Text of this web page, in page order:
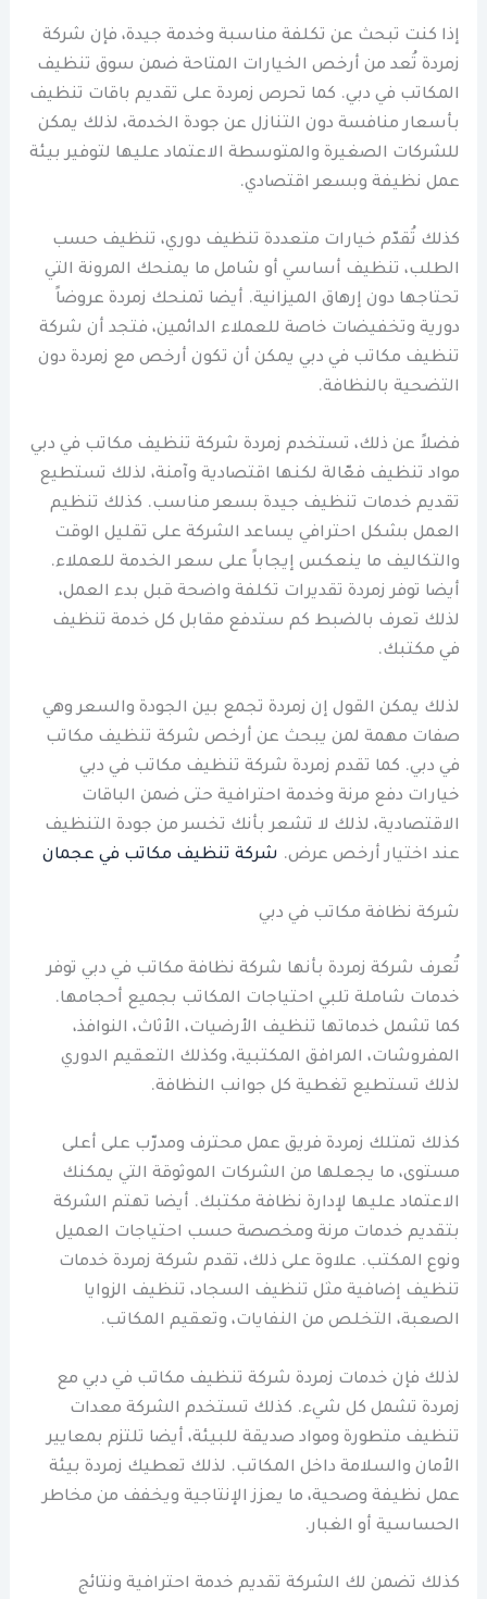
إذا كنت تبحث عن تكلفة مناسبة وخدمة جيدة، فإن شركة
زمردة تُعد من أرخص الخيارات المتاحة ضمن سوق تنظيف
المكاتب في دبي. كما تحرص زمردة على تقديم باقات تنظيف
بأسعار منافسة دون التنازل عن جودة الخدمة، لذلك يمكن
للشركات الصغيرة والمتوسطة الاعتماد عليها لتوفير بيئة
عمل نظيفة وبسعر اقتصادي.
كذلك تُقدّم خيارات متعددة تنظيف دوري، تنظيف حسب
الطلب، تنظيف أساسي أو شامل ما يمنحك المرونة التي
تحتاجها دون إرهاق الميزانية. أيضا تمنحك زمردة عروضاً
دورية وتخفيضات خاصة للعملاء الدائمين، فتجد أن شركة
تنظيف مكاتب في دبي يمكن أن تكون أرخص مع زمردة دون
التضحية بالنظافة.
فضلاً عن ذلك، تستخدم زمردة شركة تنظيف مكاتب في دبي
مواد تنظيف فعّالة لكنها اقتصادية وآمنة، لذلك تستطيع
تقديم خدمات تنظيف جيدة بسعر مناسب. كذلك تنظيم
العمل بشكل احترافي يساعد الشركة على تقليل الوقت
والتكاليف ما ينعكس إيجاباً على سعر الخدمة للعملاء.
أيضا توفر زمردة تقديرات تكلفة واضحة قبل بدء العمل،
لذلك تعرف بالضبط كم ستدفع مقابل كل خدمة تنظيف
في مكتبك.
لذلك يمكن القول إن زمردة تجمع بين الجودة والسعر وهي
صفات مهمة لمن يبحث عن أرخص شركة تنظيف مكاتب
في دبي. كما تقدم زمردة شركة تنظيف مكاتب في دبي
خيارات دفع مرنة وخدمة احترافية حتى ضمن الباقات
الاقتصادية، لذلك لا تشعر بأنك تخسر من جودة التنظيف
عند اختيار أرخص عرض. شركة تنظيف مكاتب في عجمان
شركة نظافة مكاتب في دبي
تُعرف شركة زمردة بأنها شركة نظافة مكاتب في دبي توفر
خدمات شاملة تلبي احتياجات المكاتب بجميع أحجامها.
كما تشمل خدماتها تنظيف الأرضيات، الأثاث، النوافذ،
المفروشات، المرافق المكتبية، وكذلك التعقيم الدوري
لذلك تستطيع تغطية كل جوانب النظافة.
كذلك تمتلك زمردة فريق عمل محترف ومدرّب على أعلى
مستوى، ما يجعلها من الشركات الموثوقة التي يمكنك
الاعتماد عليها لإدارة نظافة مكتبك. أيضا تهتم الشركة
بتقديم خدمات مرنة ومخصصة حسب احتياجات العميل
ونوع المكتب. علاوة على ذلك، تقدم شركة زمردة خدمات
تنظيف إضافية مثل تنظيف السجاد، تنظيف الزوايا
الصعبة، التخلص من النفايات، وتعقيم المكاتب.
لذلك فإن خدمات زمردة شركة تنظيف مكاتب في دبي مع
زمردة تشمل كل شيء. كذلك تستخدم الشركة معدات
تنظيف متطورة ومواد صديقة للبيئة، أيضا تلتزم بمعايير
الأمان والسلامة داخل المكاتب. لذلك تعطيك زمردة بيئة
عمل نظيفة وصحية، ما يعزز الإنتاجية ويخفف من مخاطر
الحساسية أو الغبار.
كذلك تضمن لك الشركة تقديم خدمة احترافية ونتائج